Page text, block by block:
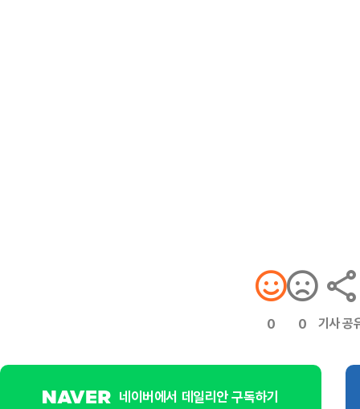
0 0 기사 공
네이버에서 데일리안 구독하기